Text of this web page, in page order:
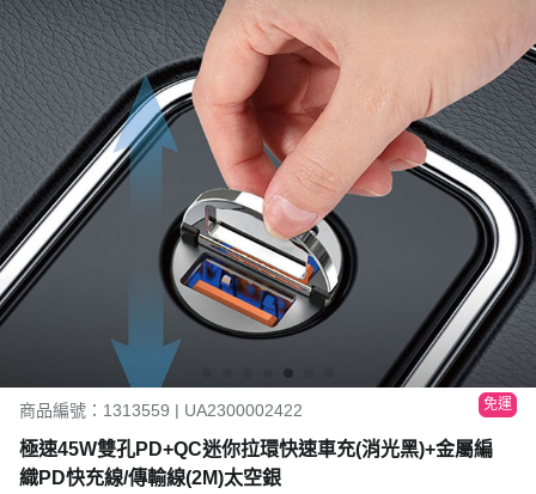
商品編號：1313559 | UA2300002422 免運
極速45W雙孔PD+QC迷你拉環快速車充(消光黑)+金屬編
織PD快充線/傳輸線(2M)太空銀